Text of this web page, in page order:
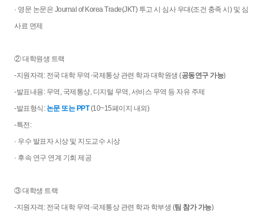
· 영문 논문은 Journal of Korea Trade(JKT) 투고 시 심사 우대(조건 충족 시) 및 심
사료 면제
② 대학원생 트랙
-지원자격: 전국 대학 무역·국제통상 관련 학과 대학원생 (공동연구 가능)
-발표내용: 무역, 국제통상, 디지털 무역, 서비스 무역 등 자유 주제
-발표형식:논문 또는 PPT(10~15페이지 내외)
-특전:
· 우수 발표자 시상 및 지도교수 시상
· 후속 연구 연계 기회 제공
③ 대학생 트랙
-지원자격: 전국 대학 무역·국제통상 관련 학과 학부생 (팀 참가 가능)